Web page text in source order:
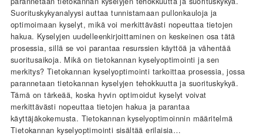
Suorituskykyanalyysi auttaa tunnistamaan pullonkauloja ja
optimoimaan kyselyt, mikä voi merkittävästi nopeuttaa tietojen
hakua. Kyselyjen uudelleenkirjoittaminen on keskeinen osa tätä
prosessia, sillä se voi parantaa resurssien käyttöä ja vähentää
suoritusaikoja. Mikä on tietokannan kyselyoptimointi ja sen
merkitys? Tietokannan kyselyoptimointi tarkoittaa prosessia, jossa
parannetaan tietokannan kyselyjen tehokkuutta ja suorituskykyä.
Tämä on tärkeää, koska hyvin optimoidut kyselyt voivat
merkittävästi nopeuttaa tietojen hakua ja parantaa
käyttäjäkokemusta. Tietokannan kyselyoptimoinnin määritelmä
Tietokannan kyselyoptimointi sisältää erilaisia…